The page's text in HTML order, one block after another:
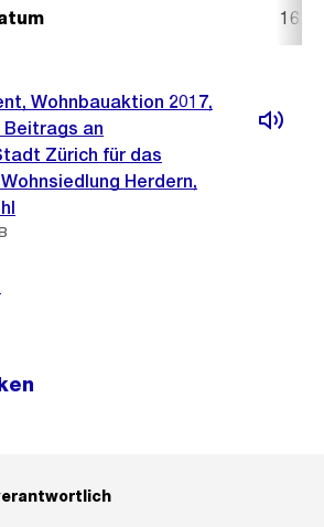
16.
Wohnbauaktion 2017,
Beitrags an
Zürich für das
Herdern,